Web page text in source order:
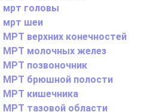
мрт головы
мрт шеи
МРТ верхних конечностей
МРТ молочных желез
МРТ позвоночник
МРТ брюшной полости
МРТ кишечника
МРТ тазовой области